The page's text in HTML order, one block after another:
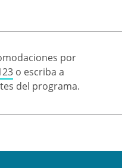
por
o escriba a
del programa.